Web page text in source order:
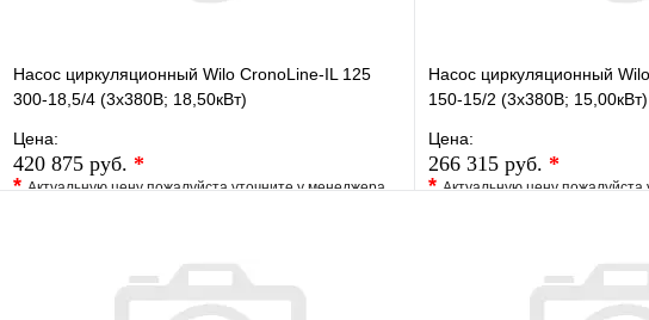
Насос циркуляционный Wilo CronoLine-IL 125
300-18,5/4 (3х380В; 18,50кВт)
Цена:
420 875 руб. *
*Актуальную цену пожалуйста уточните у менеджера
Насос циркуляционный
150-15/2 (3х380В; 15,00кВт)
Цена:
266 315 руб. *
*Актуальную цену